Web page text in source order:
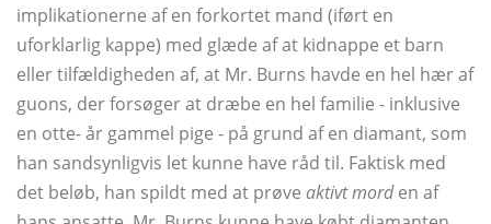
implikationerne af en forkortet mand (iført en
uforklarlig kappe) med glæde af at kidnappe et barn
eller tilfældigheden af, at Mr. Burns havde en hel hær af
guons, der forsøger at dræbe en hel familie - inklusive
en otte- år gammel pige - på grund af en diamant, som
han sandsynligvis let kunne have råd til. Faktisk med
det beløb, han spildt med at prøve aktivt morden af ​​